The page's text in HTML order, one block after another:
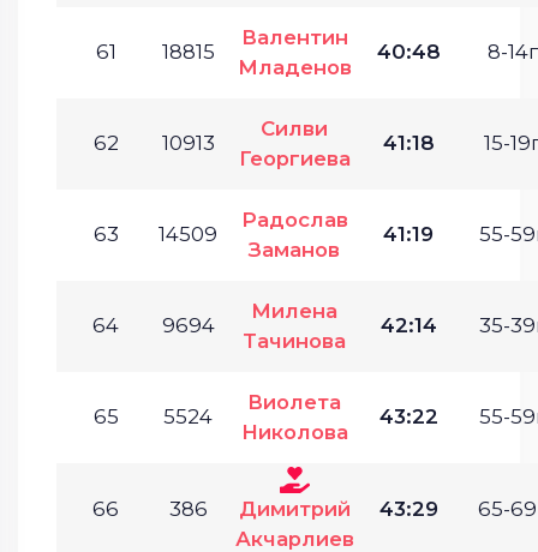
61 18815
Валентин
Младенов
40:48 8-
62 10913
Силви
Георгиева
41:18 15-
63 14509
Радослав
Заманов
41:19 55-
64 9694
Милена
Тачинова
42:14 35-
65 5524
Виолета
Николова
43:22 55-
66 386
Димитрий
Акчарлиев
43:29 65-